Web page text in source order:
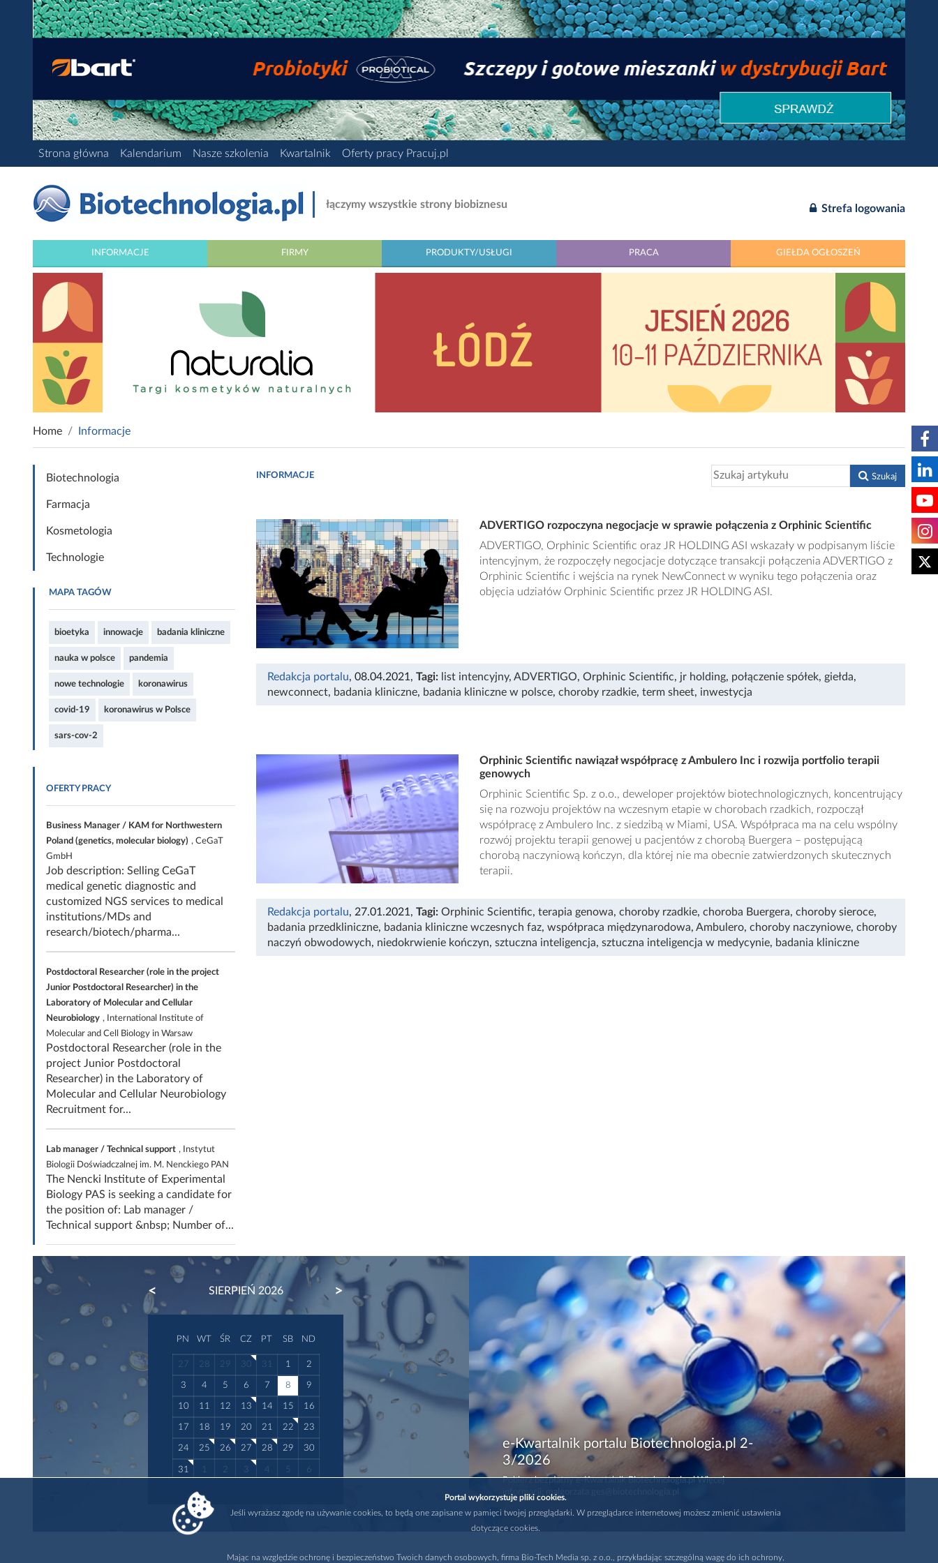
Strona główna Kalendarium Nasze szkolenia Kwartalnik Oferty pracy Pracuj.pl
łączymy wszystkie strony biobiznesu Strefa logowania
INFORMACJE FIRMY PRODUKTY/USŁUGI PRACA GIEŁDA OGŁOSZEŃ
Home Informacje
Biotechnologia
Farmacja
Kosmetologia
Technologie
MAPA TAGÓW
bioetyka innowacje badania kliniczne
nauka w polsce pandemia
nowe technologie koronawirus
covid-19 koronawirus w Polsce
sars-cov-2
OFERTY PRACY
Business Manager / KAM for Northwestern
Poland (genetics, molecular biology) , CeGaT
GmbH
Job description: Selling CeGaT
medical genetic diagnostic and
customized NGS services to medical
institutions/MDs and
research/biotech/pharma...
Postdoctoral Researcher (role in the project
Junior Postdoctoral Researcher) in the
Laboratory of Molecular and Cellular
Neurobiology , International Institute of
Molecular and Cell Biology in Warsaw
Postdoctoral Researcher (role in the
project Junior Postdoctoral
Researcher) in the Laboratory of
Molecular and Cellular Neurobiology
Recruitment for...
Lab manager / Technical support , Instytut
Biologii Doświadczalnej im. M. Nenckiego PAN
The Nencki Institute of Experimental
Biology PAS is seeking a candidate for
the position of: Lab manager /
Technical support &nbsp; Number of...
INFORMACJE Szukaj
ADVERTIGO rozpoczyna negocjacje w sprawie połączenia z Orphinic Scientific
ADVERTIGO, Orphinic Scientific oraz JR HOLDING ASI wskazały w podpisanym liście
intencyjnym, że rozpoczęły negocjacje dotyczące transakcji połączenia ADVERTIGO z
Orphinic Scientific i wejścia na rynek NewConnect w wyniku tego połączenia oraz
objęcia udziałów Orphinic Scientific przez JR HOLDING ASI.
Redakcja portalu, 08.04.2021 , Tagi: list intencyjny, ADVERTIGO, Orphinic Scientific, jr holding, połączenie spółek, giełda,
newconnect, badania kliniczne, badania kliniczne w polsce, choroby rzadkie, term sheet, inwestycja
Orphinic Scientific nawiązał współpracę z Ambulero Inc i rozwija portfolio terapii
genowych
Orphinic Scientific Sp. z o.o., deweloper projektów biotechnologicznych, koncentrujący
się na rozwoju projektów na wczesnym etapie w chorobach rzadkich, rozpoczął
współpracę z Ambulero Inc. z siedzibą w Miami, USA. Współpraca ma na celu wspólny
rozwój projektu terapii genowej u pacjentów z chorobą Buergera – postępującą
chorobą naczyniową kończyn, dla której nie ma obecnie zatwierdzonych skutecznych
terapii.
Redakcja portalu, 27.01.2021 , Tagi: Orphinic Scientific, terapia genowa, choroby rzadkie, choroba Buergera, choroby sieroce,
badania przedkliniczne, badania kliniczne wczesnych faz, współpraca międzynarodowa, Ambulero, choroby naczyniowe, choroby
naczyń obwodowych, niedokrwienie kończyn, sztuczna inteligencja, sztuczna inteligencja w medycynie, badania kliniczne
SIERPIEŃ 2026
PREVIOUS NEXT
PN WT ŚR CZ PT SB ND
27 28 29 30 31 1 2
3 4 5 6 7 8 9
10 11 12 13 14 15 16
17 18 19 20 21 22 23
24 25 26 27 28 29 30
31 1 2 3 4 5 6
e-Kwartalnik portalu Biotechnologia.pl 2-
3/2026
Pobierz bezpłatny e-Kwartalnik Biotechnologia.pl Więcej
Portal wykorzystuje pliki cookies.
Jeśli wyrażasz zgodę na używanie cookies, to będą one zapisane w pamięci twojej przeglądarki. W przeglądarce internetowej możesz zmienić ustawienia
dotyczące cookies.
Mając na względzie ochronę i bezpieczeństwo Twoich danych osobowych, firma Bio-Tech Media sp. z o.o., przykładając szczególną wagę do ich ochrony,